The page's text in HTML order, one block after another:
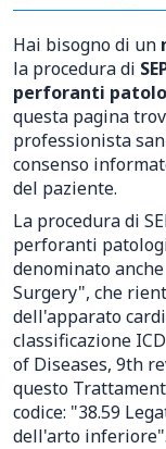
Hai bisogno di un
la procedura di
perforanti
questa pagina
professionista
consenso
del paziente.
La procedura di
perforanti
denominato
Surgery", che
dell'apparato
classificazione
of Diseases, 9th
questo
codice: "38.59
dell'arto inferiore".